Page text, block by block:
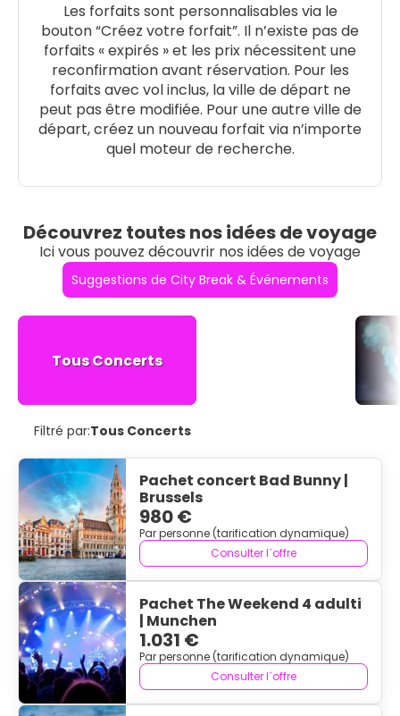
Les forfaits sont personnalisables via le
bouton “Créez votre forfait”. Il n’existe pas de
forfaits « expirés » et les prix nécessitent une
reconfirmation avant réservation. Pour les
forfaits avec vol inclus, la ville de départ ne
peut pas être modifiée. Pour une autre ville de
départ, créez un nouveau forfait via n’importe
quel moteur de recherche.
Découvrez toutes nos idées de voyage
Ici vous pouvez découvrir nos idées de voyage
Suggestions de City Break & Événements
Tous Concerts
Filtré par:Tous Concerts
Pachet concert Bad Bunny |
Brussels
980 €
Par personne (tarification dynamique)
Consulter l´offre
Pachet The Weekend 4 adulti
| Munchen
1.031 €
Par personne (tarification dynamique)
Consulter l´offre